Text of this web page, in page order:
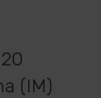
(IM)